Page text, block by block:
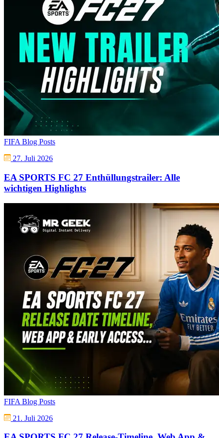
FIFA Blog Posts
27. Juli 2026
EA SPORTS FC 27 Enthüllungstrailer: Alle
wichtigen Highlights
FIFA Blog Posts
21. Juli 2026